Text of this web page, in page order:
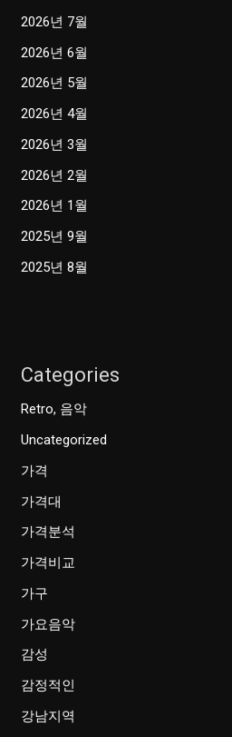
2026년 7월
2026년 6월
2026년 5월
2026년 4월
2026년 3월
2026년 2월
2026년 1월
2025년 9월
2025년 8월
Categories
Retro, 음악
Uncategorized
가격
가격대
가격분석
가격비교
가구
가요음악
감성
감정적인
강남지역